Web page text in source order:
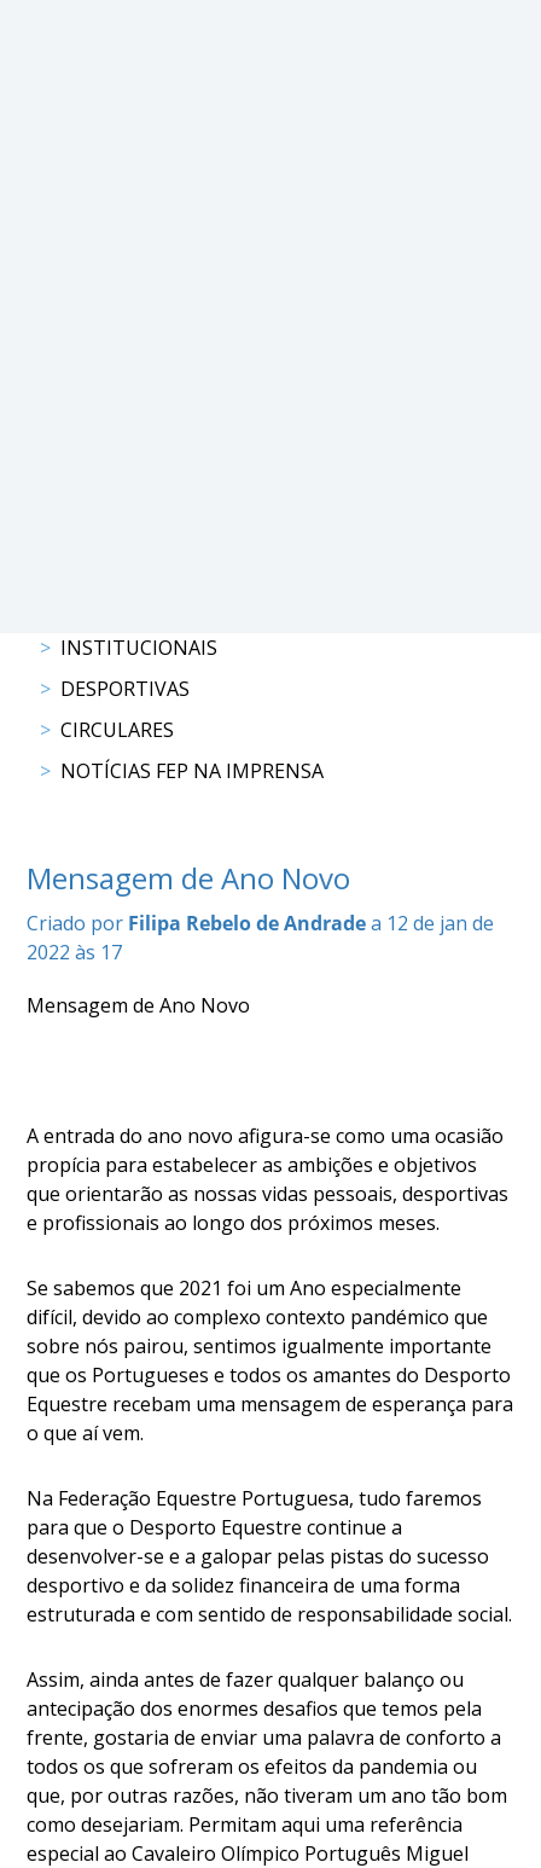
INSTITUCIONAIS
DESPORTIVAS
CIRCULARES
NOTÍCIAS FEP NA IMPRENSA
Mensagem de Ano Novo
Criado por Filipa Rebelo de Andradea 12 de jan de
2022 às 17
Mensagem de Ano Novo
A entrada do ano novo afigura-se como uma ocasião
propícia para estabelecer as ambições e objetivos
que orientarão as nossas vidas pessoais, desportivas
e profissionais ao longo dos próximos meses.
Se sabemos que 2021 foi um Ano especialmente
difícil, devido ao complexo contexto pandémico que
sobre nós pairou, sentimos igualmente importante
que os Portugueses e todos os amantes do Desporto
Equestre recebam uma mensagem de esperança para
o que aí vem.
Na Federação Equestre Portuguesa, tudo faremos
para que o Desporto Equestre continue a
desenvolver-se e a galopar pelas pistas do sucesso
desportivo e da solidez financeira de uma forma
estruturada e com sentido de responsabilidade social.
Assim, ainda antes de fazer qualquer balanço ou
antecipação dos enormes desafios que temos pela
frente, gostaria de enviar uma palavra de conforto a
todos os que sofreram os efeitos da pandemia ou
que, por outras razões, não tiveram um ano tão bom
como desejariam. Permitam aqui uma referência
especial ao Cavaleiro Olímpico Português Miguel